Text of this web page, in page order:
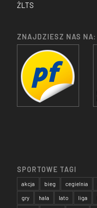
ŻLTS
ZNAJDZIESZ NAS NA:
SPORTOWE TAGI
akcja bieg cegielnia
gry hala lato liga